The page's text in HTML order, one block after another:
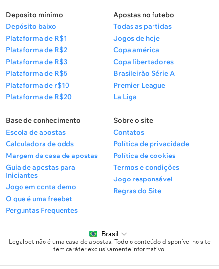
Depósito mínimo
Depósito baixo
Plataforma de R$1
Plataforma de R$2
Plataforma de R$3
Plataforma de R$5
Plataforma de r$10
Plataforma de R$20
Apostas no futebol
Todas as partidas
Jogos de hoje
Copa américa
Copa libertadores
Brasileirão Série A
Premier League
La Liga
Base de conhecimento
Escola de apostas
Calculadora de odds
Margem da casa de apostas
Guia de apostas para
Iniciantes
Jogo em conta demo
O que é uma freebet
Perguntas Frequentes
Sobre o site
Contatos
Política de privacidade
Política de cookies
Termos e condições
Jogo responsável
Regras do Site
Brasil
Legalbet não é uma casa de apostas. Todo o conteúdo disponível no site
tem caráter exclusivamente informativo.